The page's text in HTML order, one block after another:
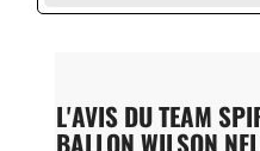
L'AVIS DU TEAM
BALLON WILSON